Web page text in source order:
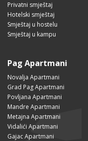
Privatni smještaj
Hotelski smještaj
Smještaj u hostelu
Smještaj u kampu
Pag Apartmani
Novalja Apartmani
Grad Pag Apartmani
Povljana Apartmani
Mandre Apartmani
Metajna Apartmani
Vidalići Apartmani
Gajac Apartmani